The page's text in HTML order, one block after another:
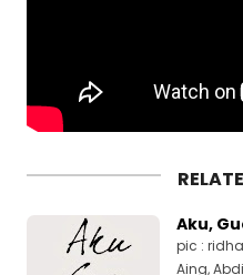
Aku,
pic :
Aing,